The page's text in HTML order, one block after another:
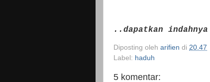
..dapatkan
Diposting oleh arifien di 20.47
Label: haduh
5 komentar: